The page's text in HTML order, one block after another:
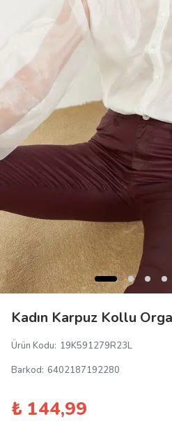
Kadın Karpuz Kollu
Ürün Kodu: 19K591279R23L
Barkod: 6402187192280
₺ 144,99